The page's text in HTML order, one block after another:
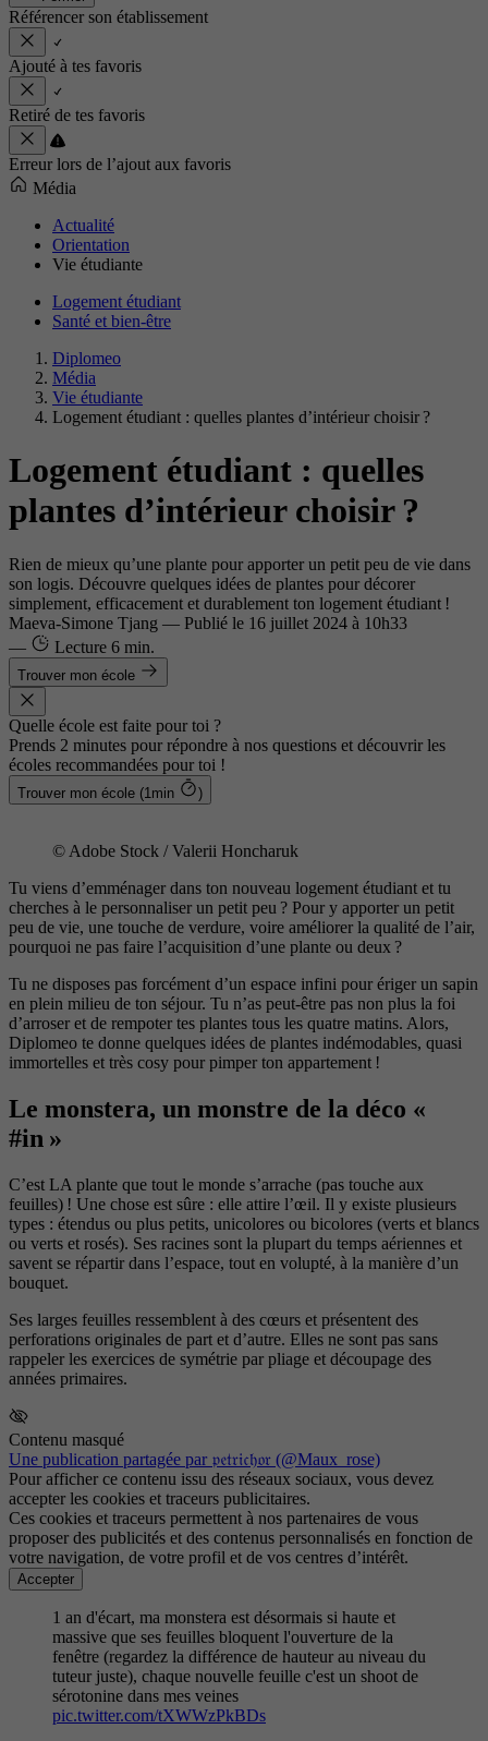
Référencer son établissement
Ajouté à tes favoris
Retiré de tes favoris
Erreur lors de l’ajout aux favoris
Média
Actualité
Orientation
Vie étudiante
Logement étudiant
Santé et bien-être
Diplomeo
Média
Vie étudiante
Logement étudiant : quelles plantes d’intérieur choisir ?
Logement étudiant : quelles
plantes d’intérieur choisir ?
Rien de mieux qu’une plante pour apporter un petit peu de vie dans
son logis. Découvre quelques idées de plantes pour décorer
simplement, efficacement et durablement ton logement étudiant !
Maeva-Simone Tjang — Publié le 16 juillet 2024 à 10h33
—
Lecture 6 min.
Trouver mon école
Quelle école est faite pour toi ?
Prends 2 minutes pour répondre à nos questions et découvrir les
écoles recommandées pour toi !
Trouver mon école (1min )
© Adobe Stock / Valerii Honcharuk
Tu viens d’emménager dans ton nouveau logement étudiant et tu
cherches à le personnaliser un petit peu ? Pour y apporter un petit
peu de vie, une touche de verdure, voire améliorer la qualité de l’air,
pourquoi ne pas faire l’acquisition d’une plante ou deux ?
Tu ne disposes pas forcément d’un espace infini pour ériger un sapin
en plein milieu de ton séjour. Tu n’as peut-être pas non plus la foi
d’arroser et de rempoter tes plantes tous les quatre matins. Alors,
Diplomeo te donne quelques idées de plantes indémodables, quasi
immortelles et très cosy pour pimper ton appartement !
Le monstera, un monstre de la déco «
#in »
C’est LA plante que tout le monde s’arrache (pas touche aux
feuilles) ! Une chose est sûre : elle attire l’œil. Il y existe plusieurs
types : étendus ou plus petits, unicolores ou bicolores (verts et blancs
ou verts et rosés). Ses racines sont la plupart du temps aériennes et
savent se répartir dans l’espace, tout en volupté, à la manière d’un
bouquet.
Ses larges feuilles ressemblent à des cœurs et présentent des
perforations originales de part et d’autre. Elles ne sont pas sans
rappeler les exercices de symétrie par pliage et découpage des
années primaires.
Contenu masqué
Une publication partagée par 𝔭𝔢𝔱𝔯𝔦𝔠𝔥𝔬𝔯 (@Maux_rose)
Pour afficher ce contenu issu des réseaux sociaux, vous devez
accepter les cookies et traceurs publicitaires.
Ces cookies et traceurs permettent à nos partenaires de vous
proposer des publicités et des contenus personnalisés en fonction de
votre navigation, de votre profil et de vos centres d’intérêt.
Accepter
1 an d'écart, ma monstera est désormais si haute et
massive que ses feuilles bloquent l'ouverture de la
fenêtre (regardez la différence de hauteur au niveau du
tuteur juste), chaque nouvelle feuille c'est un shoot de
sérotonine dans mes veines
pic.twitter.com/tXWWzPkBDs